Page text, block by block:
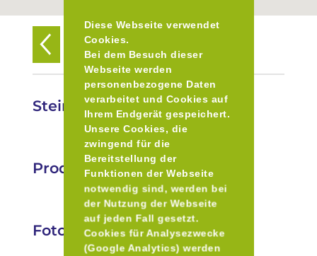
Diese Webseite verwendet
Cookies.
Bei dem Besuch dieser
Webseite werden
personenbezogene Daten
verarbeitet und Cookies auf
Ihrem Endgerät gespeichert.
Unsere Cookies, die
zwingend für die
Bereitstellung der
Funktionen der Webseite
notwendig sind, werden bei
der Nutzung der Webseite
auf jeden Fall gesetzt.
Cookies für Analysezwecke
(Google Analytics) werden
Zurück zur Übersicht
Steineggers Hofladen
Produkte
Fotos